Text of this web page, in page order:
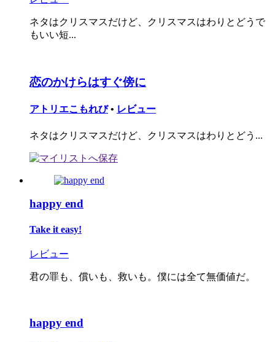
ネタはクリスマスだけど、クリスマスはわりとどうで
もいい短...
恋のかけらはすぐ傍に
アトリエこもれび • レビュー
ネタはクリスマスだけど、クリスマスはわりとどう...
happy end
Take it easy!
レビュー
君の罪も、償いも、救いも。僕には全て無価値だ。
happy end